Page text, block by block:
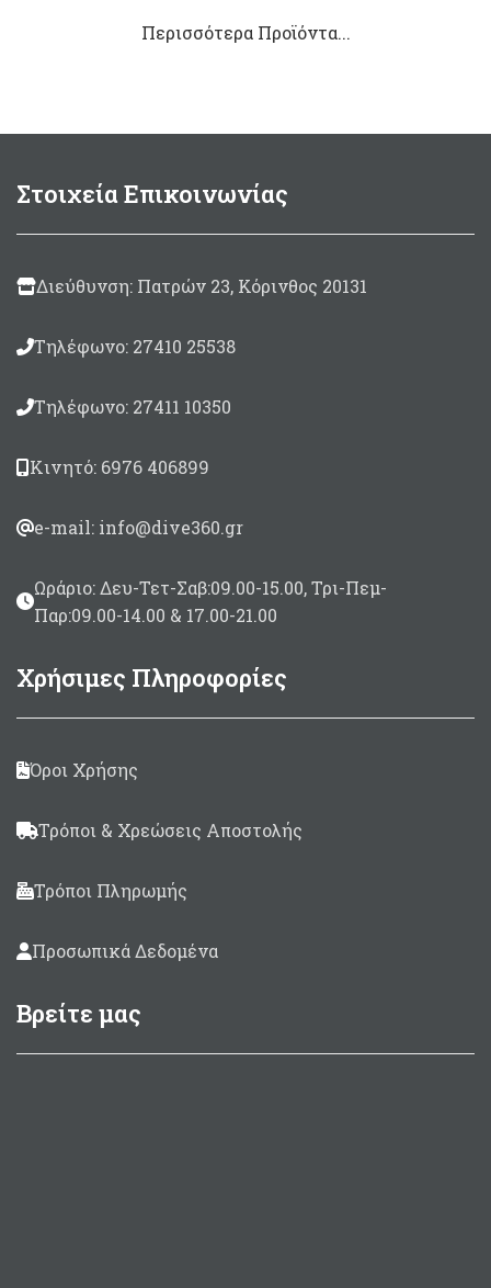
Περισσότερα Προϊόντα...
Στοιχεία Επικοινωνίας
Διεύθυνση: Πατρών 23, Κόρινθος 20131
Τηλέφωνο: 27410 25538
Τηλέφωνο: 27411 10350
Κινητό: 6976 406899
e-mail: info@dive360.gr
Ωράριο: Δευ-Τετ-Σαβ:09.00-15.00, Τρι-Πεμ-
Παρ:09.00-14.00 & 17.00-21.00
Χρήσιμες Πληροφορίες
Όροι Χρήσης
Τρόποι & Χρεώσεις Αποστολής
Τρόποι Πληρωμής
Προσωπικά Δεδομένα
Βρείτε μας